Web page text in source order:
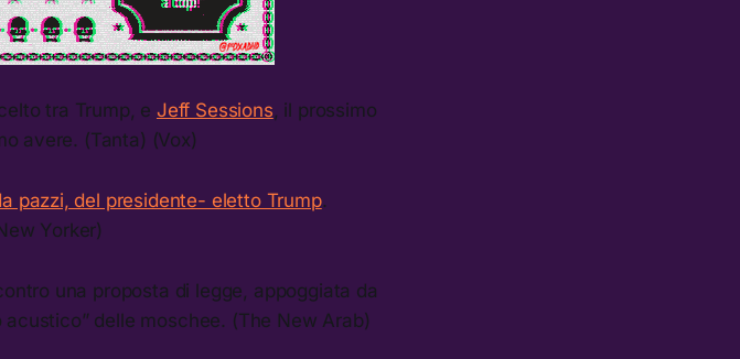
tra Trump, e Jeff Sessions , il prossimo
avere. (Tanta) (Vox)
pazzi, del presidente- eletto Trump.
Yorker)
una proposta di legge, appoggiata da
delle moschee. (The New Arab)